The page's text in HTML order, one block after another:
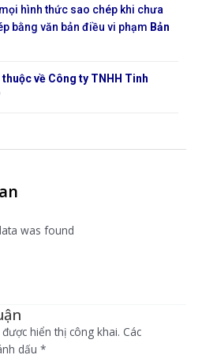
hình thức sao chép khi chưa
bằng văn bản điều vi phạm Bản
về Công ty TNHH Tinh
was found
hiển thị công khai. Các
dấu *